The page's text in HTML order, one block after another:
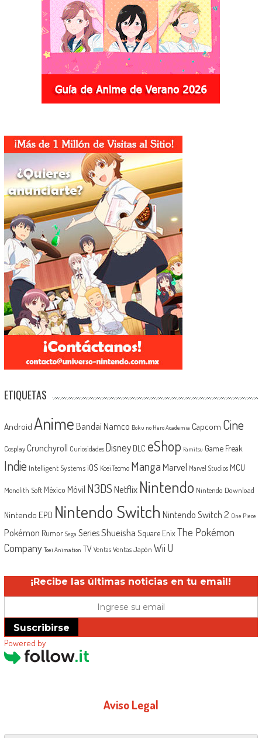
ETIQUETAS
Android Anime Bandai Namco Boku no Hero Academia Capcom Cine
Cosplay Crunchyroll Curiosidades Disney DLC eShop Famitsu Game Freak
Indie Intelligent Systems iOS Koei Tecmo MangaMarvel Marvel Studios MCU
Monolith Soft México Móvil N3DSNetflix Nintendo Nintendo Download
Nintendo EPD Nintendo Switch Nintendo Switch 2 One Piece
Pokémon Rumor Sega SeriesShueisha Square EnixThe Pokémon
Company Toei Animation TV Ventas Ventas Japón Wii U
¡Recibe las últimas noticias en tu email!
Suscribirse
Powered by
Aviso Legal